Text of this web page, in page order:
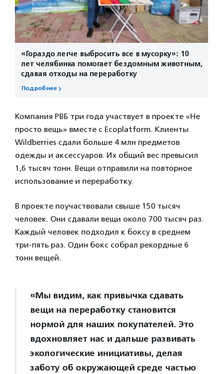
«Гораздо легче выбросить все в мусорку»: 10
лет челябинка помогает бездомным животным,
сдавая отходы на переработку
Подробнее
Компания РВБ три года участвует в проекте «Не
просто вещь» вместе с Ecoplatform. Клиенты
Wildberries сдали больше 4 млн предметов
одежды и аксессуаров. Их общий вес превысил
1,6 тысяч тонн. Вещи отправили на повторное
использование и переработку.
В проекте поучаствовали свыше 150 тысяч
человек. Они сдавали вещи около 700 тысяч раз.
Каждый человек подходил к боксу в среднем
три-пять раз. Один бокс собрал рекордные 6
тонн вещей.
«Мы видим, как привычка сдавать
вещи на переработку становится
нормой для наших покупателей. Это
вдохновляет нас и дальше развивать
экологические инициативы, делая
заботу об окружающей среде частью